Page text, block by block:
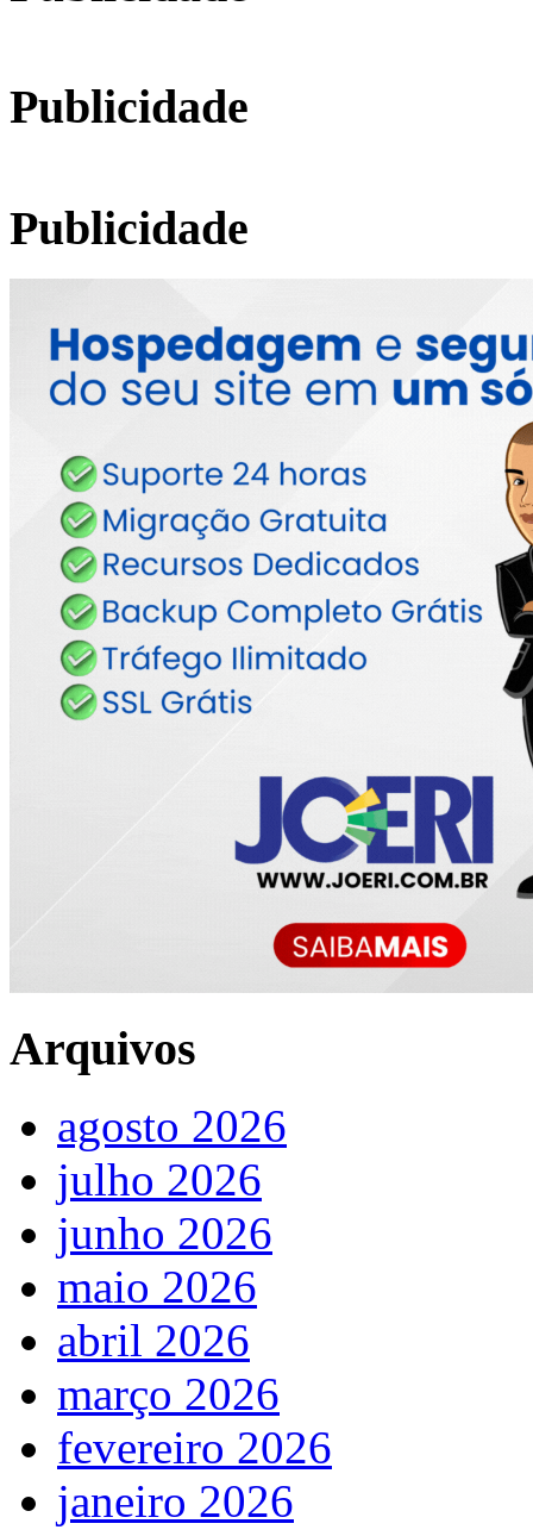
Publicidade
Publicidade
Arquivos
agosto 2026
julho 2026
junho 2026
maio 2026
abril 2026
março 2026
fevereiro 2026
janeiro 2026